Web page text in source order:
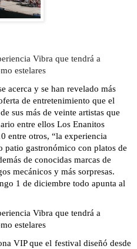
Vibra que tendrá a
estelares
acerca y se han revelado más
de entretenimiento que el
sus más de veinte artistas que
entre ellos Los Enanitos
entre otros, “la experiencia
gastronómico con platos de
de conocidas marcas de
mecánicos y más sorpresas.
1 de diciembre todo apunta al
Vibra que tendrá a
estelares
VIP que el festival diseñó desde